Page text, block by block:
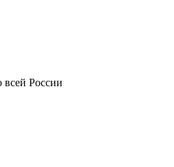
всей России